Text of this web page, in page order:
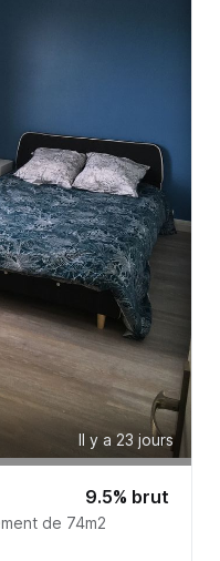
Il y a 23 jours
9.5% brut
de 74m2